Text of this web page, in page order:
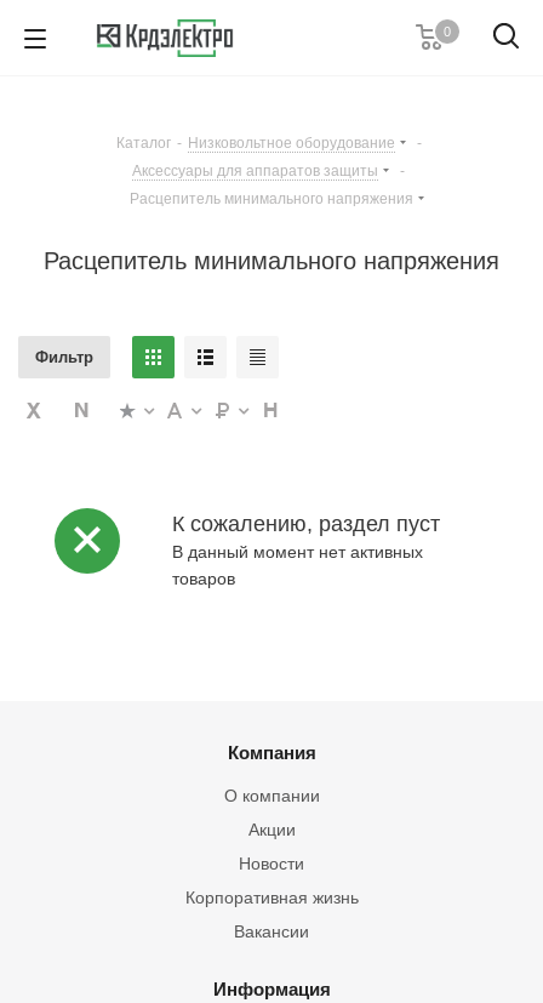
0
Заказать звонок
Каталог - Низковольтное оборудование
-
Аксессуары для аппаратов защиты
-
Расцепитель минимального напряжения
Расцепитель минимального напряжения
Фильтр
К сожалению, раздел пуст
В данный момент нет активных
товаров
Компания
О компании
Акции
Новости
Корпоративная жизнь
Вакансии
Информация